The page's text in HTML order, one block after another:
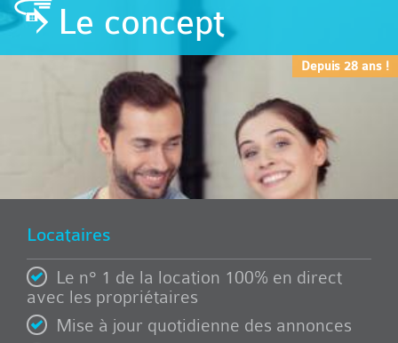
Le concept
Depuis 28 ans !
Locataires
Le n° 1 de la location 100% en direct
avec les propriétaires
Mise à jour quotidienne des annonces